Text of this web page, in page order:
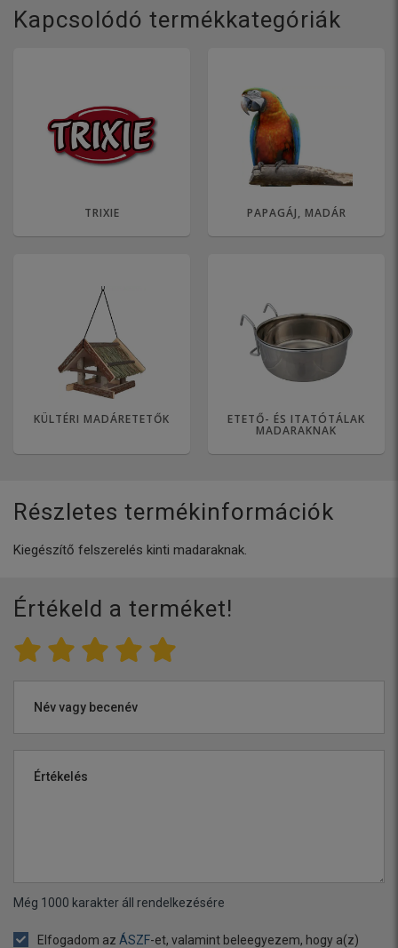
Kapcsolódó termékkategóriák
TRIXIE PAPAGÁJ, MADÁR
KÜLTÉRI MADÁRETETŐK ETETŐ- ÉS ITATÓTÁLAK
MADARAKNAK
Részletes termékinformációk
Kiegészítő felszerelés kinti madaraknak.
Értékeld a terméket!
Név vagy becenév
Értékelés
Még 1000 karakter áll rendelkezésére
Elfogadom az ÁSZF-et, valamint beleegyezem, hogy a(z)